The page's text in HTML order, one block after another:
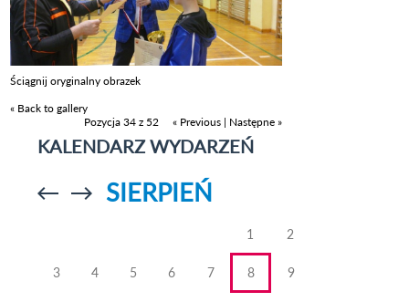
Ściągnij oryginalny obrazek
« Back to gallery
Pozycja 34 z 52
« Previous | Następne »
KALENDARZ WYDARZEŃ
Przejdź doPrzejdź do
SIERPIEŃ
1 2
3 4 5 6 7 8 9